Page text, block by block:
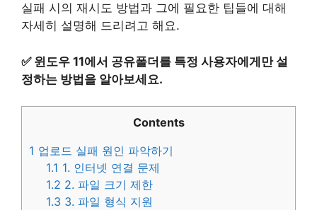
실패 시의 재시도 방법과 그에 필요한 팁들에 대해
자세히 설명해 드리려고 해요.
✅ 윈도우 11에서 공유폴더를 특정 사용자에게만 설
정하는 방법을 알아보세요.
Contents
1 업로드 실패 원인 파악하기
1.1 1. 인터넷 연결 문제
1.2 2. 파일 크기 제한
1.3 3. 파일 형식 지원